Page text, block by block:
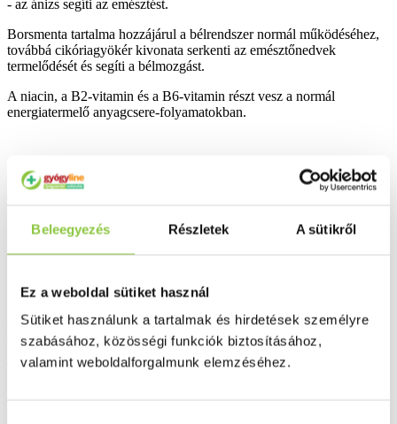
Beleegyezés Részletek A sütikről
Ez a weboldal sütiket használ
Sütiket használunk a tartalmak és hirdetések személyre
szabásához, közösségi funkciók biztosításához,
valamint weboldalforgalmunk elemzéséhez.
- az ánizs segíti az emésztést.
Borsmenta tartalma hozzájárul a bélrendszer normál működéséhez,
továbbá cikóriagyökér kivonata serkenti az emésztőnedvek
termelődését és segíti a bélmozgást.
A niacin, a B2-vitamin és a B6-vitamin részt vesz a normál
energiatermelő anyagcsere-folyamatokban.
Ajánlott adagolás:
Időseknek ajánlott.
Figyelmeztetés:
A készítmény nem szedhető, amennyiben bármely összetevőjével
szemben allergia áll fenn.
Túlzott fogyasztás esetén hashajtó hatású.